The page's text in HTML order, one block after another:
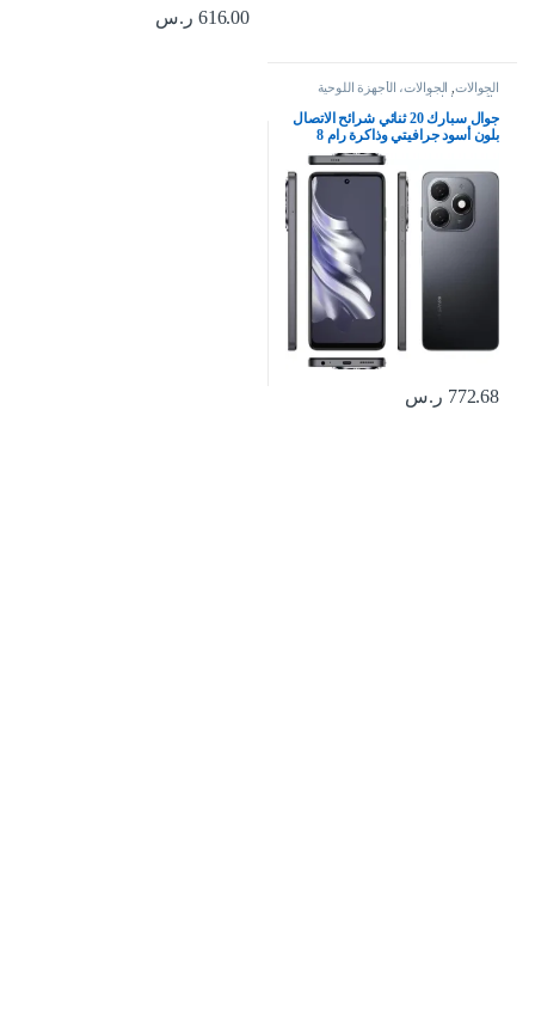
616.00 ر.س
الجوالات, الجوالات، الأجهزة اللوحية
وإكسسواراتها
جوال سبارك 20 ثنائي شرائح الاتصال
بلون أسود جرافيتي وذاكرة رام 8
جيجابايت وذاكرة داخلية 256 جيجابايت
الجيل الرابع – إصدار الشرق الأوسط،
كيه جيه 5 ان
772.68 ر.س